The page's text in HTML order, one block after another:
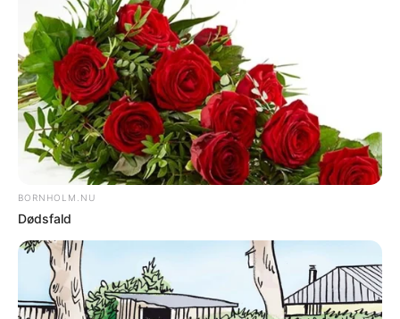
ALLINGE - Bornholms Politi har optaget